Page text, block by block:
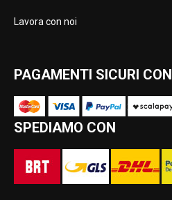
Lavora con noi
PAGAMENTI SICURI CON
SPEDIAMO CON